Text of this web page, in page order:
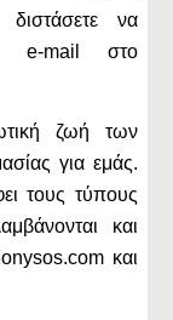
να
e-mail στο
ζωή των
για εμάς.
τους τύπους
και
και